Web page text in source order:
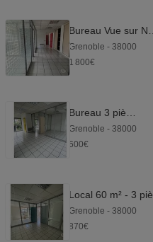
Grenoble - 38000
1 800€
Grenoble - 38000
600€
Grenoble - 38000
870€